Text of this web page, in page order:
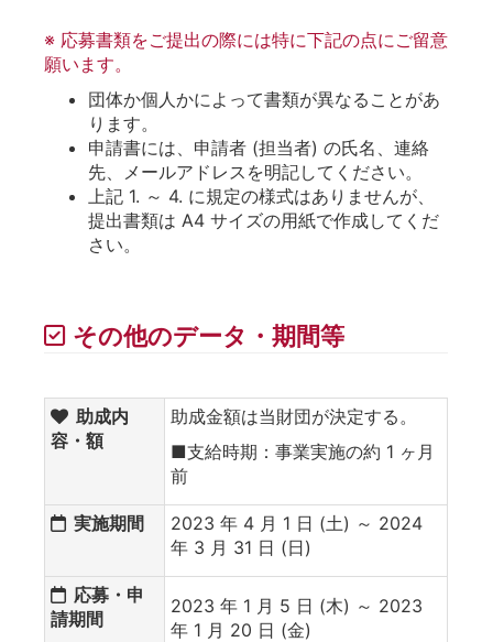
※ 応募書類をご提出の際には特に下記の点にご留意
願います。
団体か個人かによって書類が異なることがあ
ります。
申請書には、申請者 (担当者) の氏名、連絡
先、メールアドレスを明記してください。
上記 1. ～ 4. に規定の様式はありませんが、
提出書類は A4 サイズの用紙で作成してくだ
さい。
その他のデータ・期間等
助成内
容・額
助成金額は当財団が決定する。
■支給時期：事業実施の約 1 ヶ月
前
実施期間
2023 年 4 月 1 日 (土) ～ 2024
年 3 月 31 日 (日)
応募・申
請期間
2023 年 1 月 5 日 (木) ～ 2023
年 1 月 20 日 (金)